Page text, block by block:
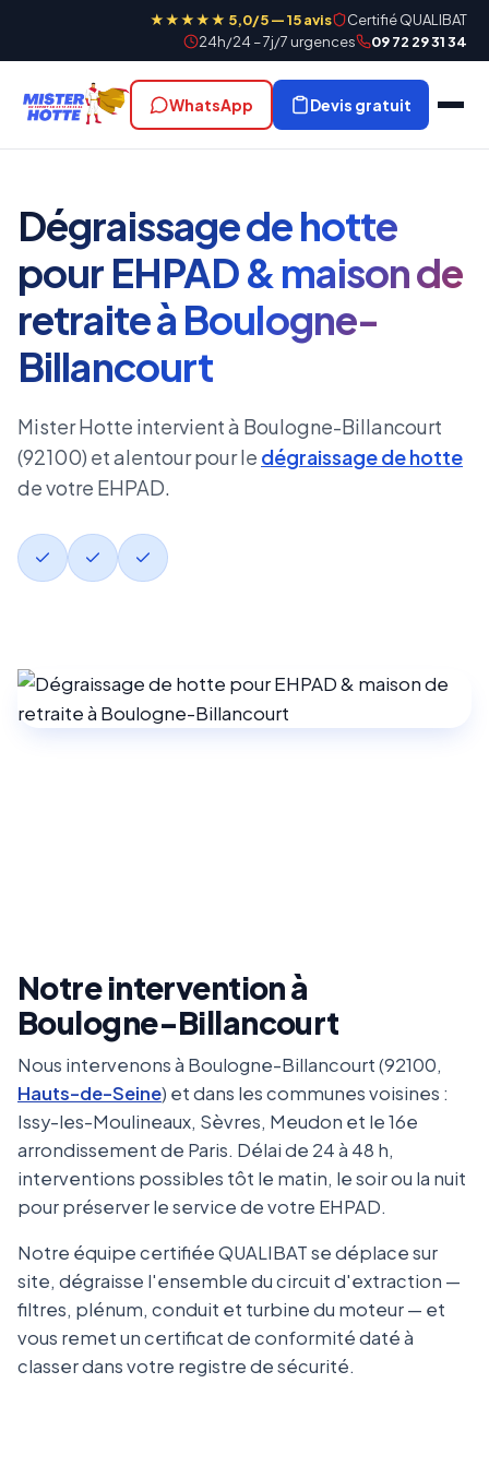
★★★★★ 5,0/5 — 15 avis
Certifié QUALIBAT
24h/24 – 7j/7 urgences
09 72 29 31 34
WhatsApp Devis gratuit
Dégraissage de hotte
pour EHPAD & maison de
retraite à Boulogne-
Billancourt
Mister Hotte intervient à Boulogne-Billancourt
(92100) et alentour pour le dégraissage de hotte
de votre EHPAD.
Notre intervention à
Boulogne-Billancourt
Nous intervenons à Boulogne-Billancourt (92100,
Hauts-de-Seine) et dans les communes voisines :
Issy-les-Moulineaux, Sèvres, Meudon et le 16e
arrondissement de Paris. Délai de 24 à 48 h,
interventions possibles tôt le matin, le soir ou la nuit
pour préserver le service de votre EHPAD.
Notre équipe certifiée QUALIBAT se déplace sur
site, dégraisse l'ensemble du circuit d'extraction —
filtres, plénum, conduit et turbine du moteur — et
vous remet un certificat de conformité daté à
classer dans votre registre de sécurité.